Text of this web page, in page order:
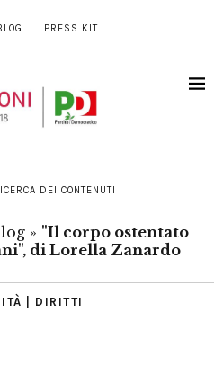
PRESS KIT
DEI CONTENUTI
» "Il corpo ostentato
di Lorella Zanardo
| DIRITTI